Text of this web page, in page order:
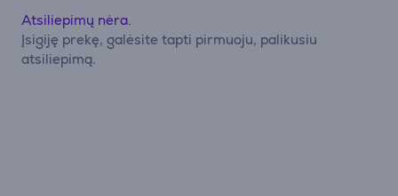
Atsiliepimų nėra.
Įsigiję prekę, galėsite tapti pirmuoju, palikusiu
atsiliepimą.